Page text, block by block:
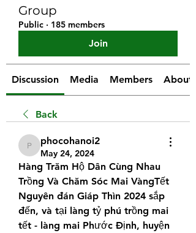
Group
Public · 185 members
Join
Discussion Media Members About
Back
phocohanoi2
phocohanoi2
May 24, 2024
Hàng Trăm Hộ Dân Cùng Nhau
Trồng Và Chăm Sóc Mai VàngTết
Nguyên đán Giáp Thìn 2024 sắp
đến, và tại làng tỷ phú trồng mai
tết - làng mai Phước Định, huyện